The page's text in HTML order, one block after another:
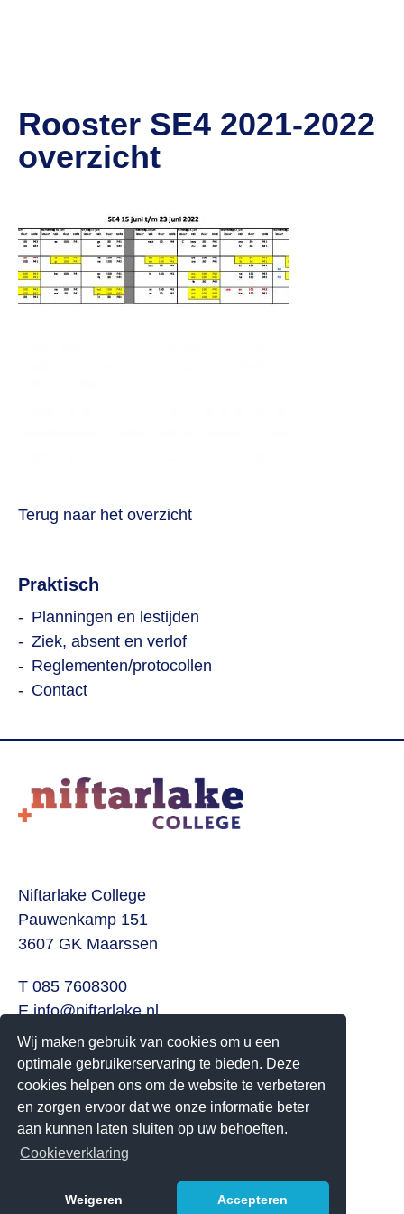
Wij maken gebruik van cookies om u een
optimale gebruikerservaring te bieden. Deze
cookies helpen ons om de website te verbeteren
en zorgen ervoor dat we onze informatie beter
aan kunnen laten sluiten op uw behoeften.
Cookieverklaring
Weigeren Accepteren
Rooster SE4 2021-2022
overzicht
Terug naar het overzicht
Praktisch
Planningen en lestijden
Ziek, absent en verlof
Reglementen/protocollen
Contact
Niftarlake College
Pauwenkamp 151
3607 GK Maarssen
T 085 7608300
Einfo@niftarlake.nl
Volg ons ook op:
Twitter
Youtube
Het Niftarlake College heeft het predicaat Technasium